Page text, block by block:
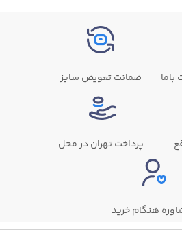
ضمانت تعویض سایز
پرداخت تهران در محل
هنگام خرید